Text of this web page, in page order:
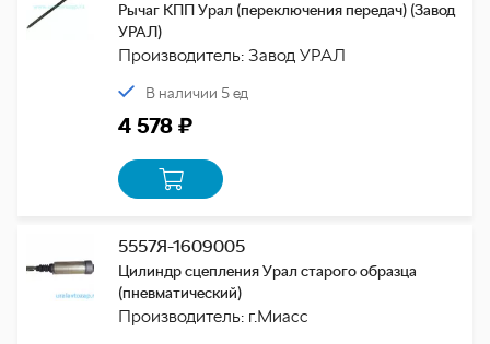
Рычаг КПП Урал (переключения передач) (Завод
УРАЛ)
Производитель: Завод УРАЛ
В наличии 5 ед
4 578 ₽
5557Я-1609005
Цилиндр сцепления Урал старого образца
(пневматический)
Производитель: г.Миасс